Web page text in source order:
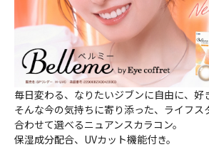
毎日変わる、なりたいジブンに自由に、好
そんな今の気持ちに寄り添った、ライフス
合わせて選べるニュアンスカラコン。
保湿成分配合、UVカット機能付き。